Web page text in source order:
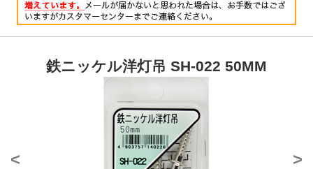
鉄ニッケル洋灯吊 SH-022 50MM
< >